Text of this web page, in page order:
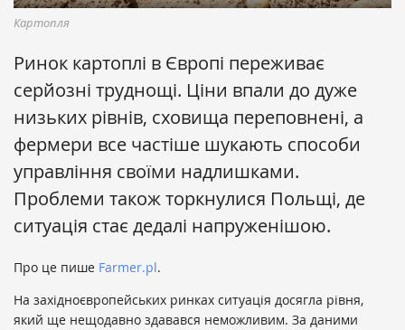
Картопля
Ринок картоплі в Європі переживає
серйозні труднощі. Ціни впали до дуже
низьких рівнів, сховища переповнені, а
фермери все частіше шукають способи
управління своїми надлишками.
Проблеми також торкнулися Польщі, де
ситуація стає дедалі напруженішою.
Про це пише Farmer.pl.
На західноєвропейських ринках ситуація досягла рівня,
який ще нещодавно здавався неможливим. За даними